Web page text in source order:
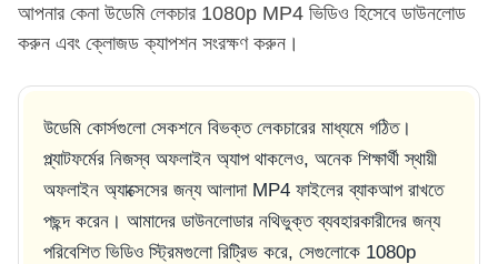
আপনার কেনা উডেমি লেকচার 1080p MP4 ভিডিও হিসেবে ডাউনলোড
করুন এবং ক্লোজড ক্যাপশন সংরক্ষণ করুন।
উডেমি কোর্সগুলো সেকশনে বিভক্ত লেকচারের মাধ্যমে গঠিত।
প্ল্যাটফর্মের নিজস্ব অফলাইন অ্যাপ থাকলেও, অনেক শিক্ষার্থী স্থায়ী
অফলাইন অ্যাক্সেসের জন্য আলাদা MP4 ফাইলের ব্যাকআপ রাখতে
পছন্দ করেন। আমাদের ডাউনলোডার নথিভুক্ত ব্যবহারকারীদের জন্য
পরিবেশিত ভিডিও স্ট্রিমগুলো রিট্রিভ করে, সেগুলোকে 1080p